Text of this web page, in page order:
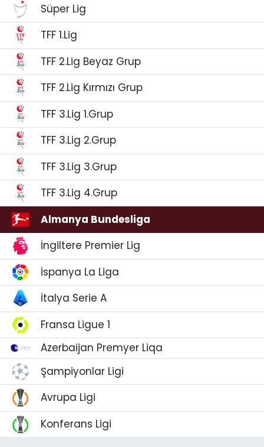
Süper Lig
TFF 1.Lig
TFF 2.Lig Beyaz Grup
TFF 2.Lig Kırmızı Grup
TFF 3.Lig 1.Grup
TFF 3.Lig 2.Grup
TFF 3.Lig 3.Grup
TFF 3.Lig 4.Grup
Almanya Bundesliga
İngiltere Premier Lig
İspanya La Liga
İtalya Serie A
Fransa Ligue 1
Azerbaijan Premyer Liqa
Şampiyonlar Ligi
Avrupa Ligi
Konferans Ligi